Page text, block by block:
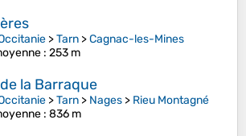
>Tarn >Cagnac-les-Mines
: 253 m
la Barraque
>Tarn > Nages > Rieu Montagné
: 836 m